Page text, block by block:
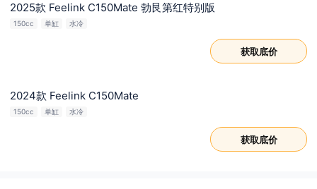
2025款 Feelink C150Mate 勃艮第红特别版
150cc 单缸 水冷
获取底价
2024款 Feelink C150Mate
150cc 单缸 水冷
获取底价